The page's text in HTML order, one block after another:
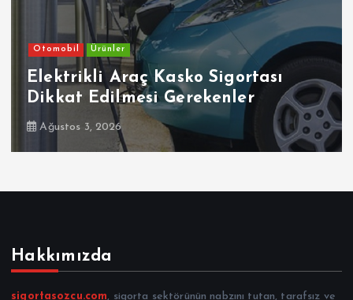
Otomobil Ürünler
Elektrikli Araç Kasko Sigortası
Dikkat Edilmesi Gerekenler
Ağustos 3, 2026
Hakkımızda
sigortasozcu.com, sigorta sektörünün nabzını tutan, tarafsız ve